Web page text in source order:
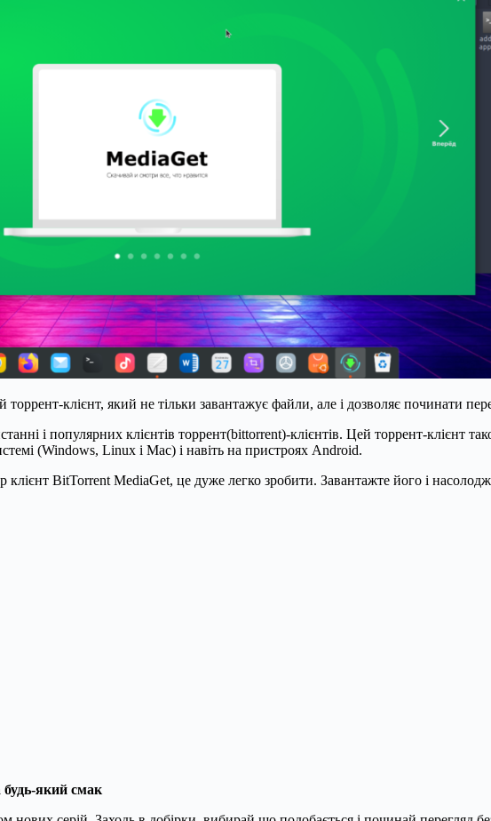
клієнт, який не тільки завантажує файли, але і дозволяє починати
і популярних клієнтів торрент(bittorrent)-клієнтів. Цей торрент-
(Windows, Linux і Mac) і навіть на пристроях Android.
BitTorrent MediaGet, це дуже легко зробити. Завантажте його і
будь-який смак